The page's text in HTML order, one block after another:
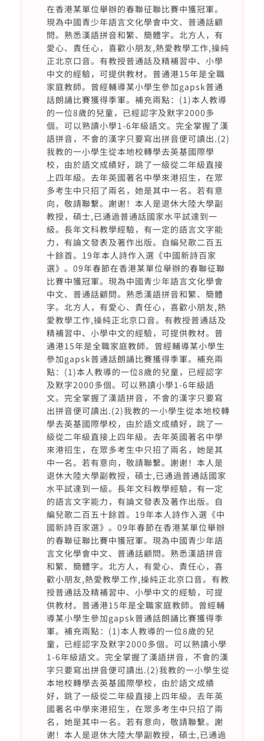
在香港某單位舉辦的春聯征聯比賽中獲冠軍。
現為中國青少年語言文化學會中文、普通話顧
問。熟悉漢語拼音和繁、簡體字。北方人，有
愛心、責任心，喜歡小朋友,熱愛教學工作,操純
正北京口音。有教授普通話及精補習中、小學
中文的經驗，可提供教材。普通港15年是全職
家庭教師。曾經輔導某小學生參加gapsk普通
話朗誦比賽獲得季軍。補充兩點：(1)本人教導
的一位8歲的兒童，已經認字及默字2000多
個。可以熟讀小學1-6年級語文。完全掌握了漢
語拼音，不會的漢字只要寫出拼音便可讀出.(2)
我教的一小學生從本地校轉學去英基國際學
校，由於語文成績好，跳了一級從二年級直接
上四年級。去年英國著名中學來港招生，在眾
多考生中只招了兩名，她是其中一名。若有意
向，敬請聯繫。謝谢！本人是退休大陸大學副
教授，碩士,已通過普通話國家水平試達到一
級。長年文科教學經驗，有一定的語言文字能
力，有論文發表及著作出版。自編兒歌二百五
十餘首。19年本人詩作入選《中國新詩百家
選》。09年春節在香港某單位舉辦的春聯征聯
比賽中獲冠軍。現為中國青少年語言文化學會
中文、普通話顧問。熟悉漢語拼音和繁、簡體
字。北方人，有愛心、責任心，喜歡小朋友,熱
愛教學工作,操純正北京口音。有教授普通話及
精補習中、小學中文的經驗，可提供教材。普
通港15年是全職家庭教師。曾經輔導某小學生
參加gapsk普通話朗誦比賽獲得季軍。補充兩
點：(1)本人教導的一位8歲的兒童，已經認字
及默字2000多個。可以熟讀小學1-6年級語
文。完全掌握了漢語拼音，不會的漢字只要寫
出拼音便可讀出.(2)我教的一小學生從本地校轉
學去英基國際學校，由於語文成績好，跳了一
級從二年級直接上四年級。去年英國著名中學
來港招生，在眾多考生中只招了兩名，她是其
中一名。若有意向，敬請聯繫。謝谢！本人是
退休大陸大學副教授，碩士,已通過普通話國家
水平試達到一級。長年文科教學經驗，有一定
的語言文字能力，有論文發表及著作出版。自
編兒歌二百五十餘首。19年本人詩作入選《中
國新詩百家選》。09年春節在香港某單位舉辦
的春聯征聯比賽中獲冠軍。現為中國青少年語
言文化學會中文、普通話顧問。熟悉漢語拼音
和繁、簡體字。北方人，有愛心、責任心，喜
歡小朋友,熱愛教學工作,操純正北京口音。有教
授普通話及精補習中、小學中文的經驗，可提
供教材。普通港15年是全職家庭教師。曾經輔
導某小學生參加gapsk普通話朗誦比賽獲得季
軍。補充兩點：(1)本人教導的一位8歲的兒
童，已經認字及默字2000多個。可以熟讀小學
1-6年級語文。完全掌握了漢語拼音，不會的漢
字只要寫出拼音便可讀出.(2)我教的一小學生從
本地校轉學去英基國際學校，由於語文成績
好，跳了一級從二年級直接上四年級。去年英
國著名中學來港招生，在眾多考生中只招了兩
名，她是其中一名。若有意向，敬請聯繫。謝
谢！本人是退休大陸大學副教授，碩士,已通過